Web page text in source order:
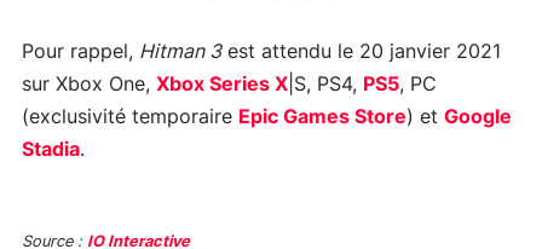
Pour rappel, Hitman 3est attendu le 20 janvier 2021
sur Xbox One, Xbox Series X |S, PS4, PS5, PC
(exclusivité temporaire Epic Games Store) et Google
Stadia.
Source : IO Interactive